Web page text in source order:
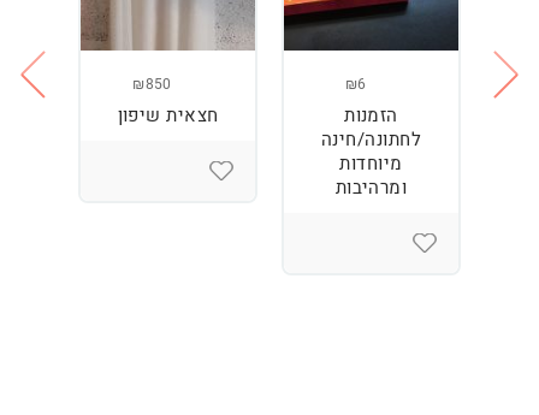
₪6
הזמנות
לחתונה/חינה
מיוחדות
ומרהיבות
₪850
חצאית שיפון